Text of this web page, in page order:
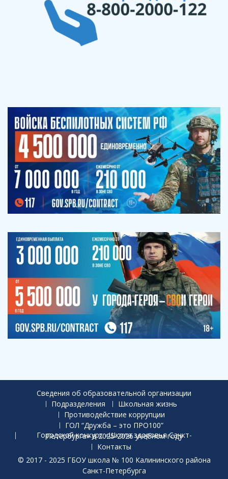
Сведения об образовательной организации
Подразделения
Школьная жизнь
Противодействие коррупции
ГОЛ “Дружба – это ПРО100”
Городской конкурс «Школа здоровья Санкт-Петербурга» в 2025-2026 учебном году
Контакты
© 2017 - 2025 ГБОУ школа № 100 Калининского района
Санкт-Петербурга